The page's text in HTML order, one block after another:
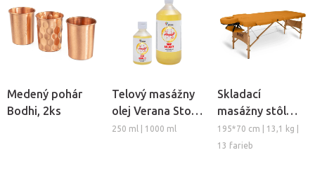
Medený pohár
Bodhi, 2ks
Telový masážny
olej Verana Stop
Celulitíde
250 ml | 1000 ml
Skladací
masážny stôl
TANDEM Basic-2
195*70 cm | 13,1 kg |
13 farieb